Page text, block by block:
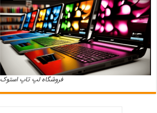
فروشگاه لپ تاپ استوک